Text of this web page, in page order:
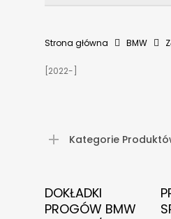
Strona główna BMW
[2022-]
Kategorie
Dowiedz Się
Więcej
DOKŁADKI
PROGÓW BMW